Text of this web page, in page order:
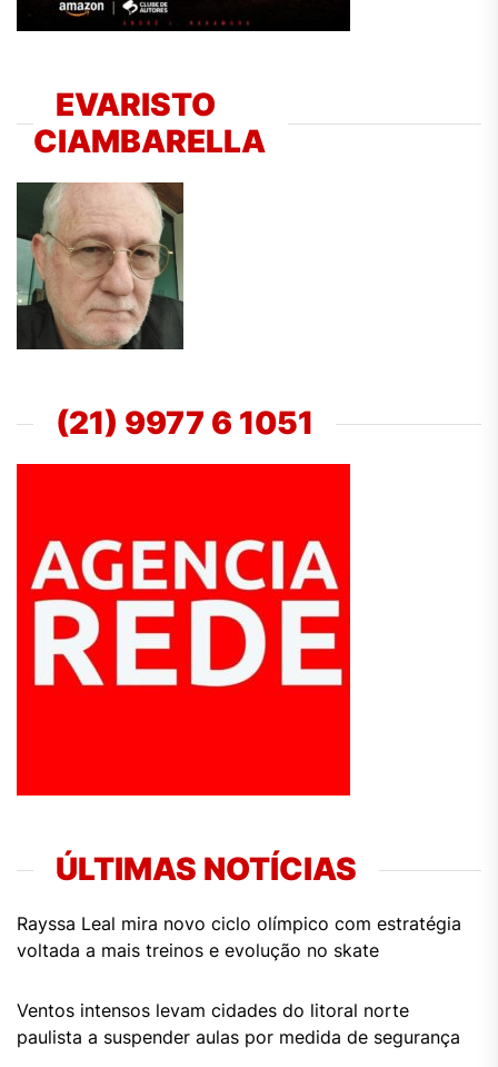
EVARISTO
CIAMBARELLA
(21) 9977 6 1051
ÚLTIMAS NOTÍCIAS
Rayssa Leal mira novo ciclo olímpico com estratégia
voltada a mais treinos e evolução no skate
Ventos intensos levam cidades do litoral norte
paulista a suspender aulas por medida de segurança